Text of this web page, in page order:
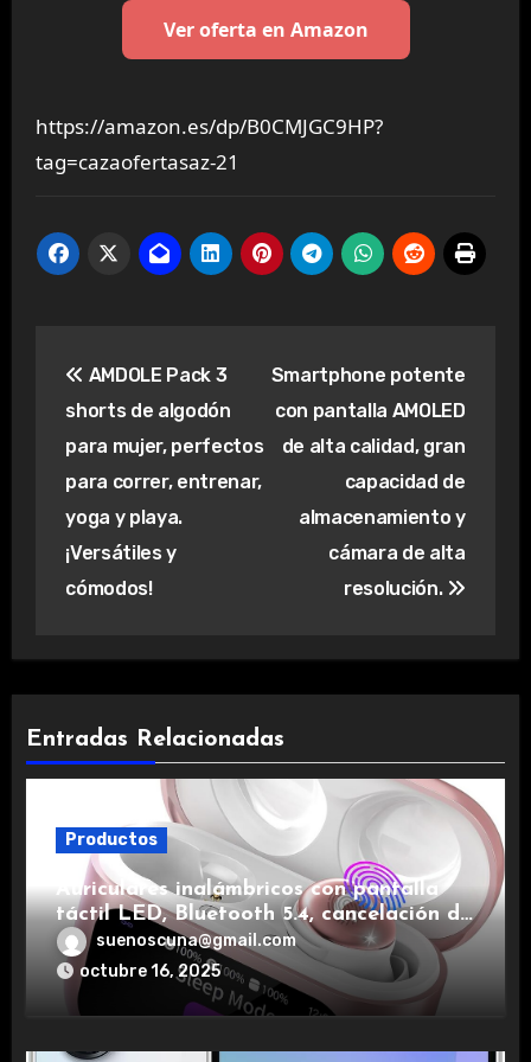
Ver oferta en Amazon
https://amazon.es/dp/B0CMJGC9HP?
tag=cazaofertasaz-21
de
entradas
AMDOLE Pack 3
shorts de algodón
para mujer, perfectos
para correr, entrenar,
yoga y playa.
¡Versátiles y
cómodos!
Smartphone potente
con pantalla AMOLED
de alta calidad, gran
capacidad de
almacenamiento y
cámara de alta
resolución.
Entradas Relacionadas
Productos
Auriculares inalámbricos con pantalla
táctil LED, Bluetooth 5.4, cancelación de
ruido, impermeables y de larga duración.
suenoscuna@gmail.com
octubre 16, 2025